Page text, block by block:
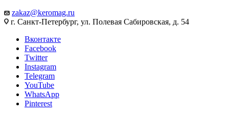
zakaz@keromag.ru
г. Санкт-Петербург, ул. Полевая Сабировская, д. 54
Вконтакте
Facebook
Twitter
Instagram
Telegram
YouTube
WhatsApp
Pinterest